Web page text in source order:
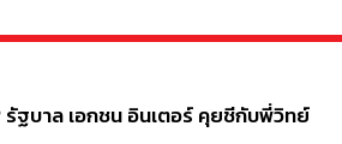
ฐบาล เอกชน อินเตอร์ คุยชีกับพี่วิทย์